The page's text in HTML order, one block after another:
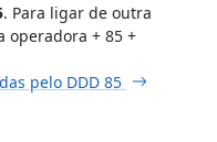
. Para ligar de outra
operadora + 85 +
pelo DDD 85